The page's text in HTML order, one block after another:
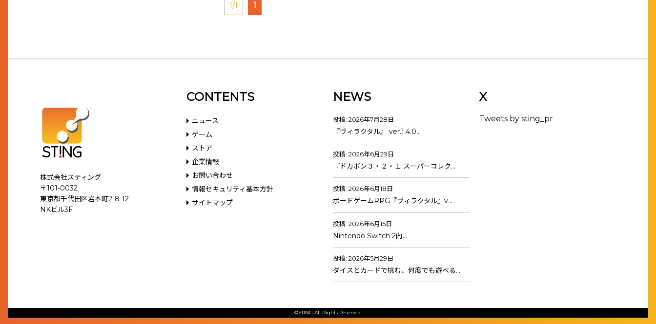
1/1 1
株式会社スティング
〒101-0032
東京都千代田区岩本町2-8-12
NKビル3F
CONTENTS
ニュース
ゲーム
ストア
企業情報
お問い合わせ
情報セキュリティ基本方針
サイトマップ
NEWS
投稿: 2026年7月28日
『ヴィラクタル』 ver.1.4.0…
投稿: 2026年6月29日
『ドカポン３・２・１ スーパーコレク…
投稿: 2026年6月18日
ボードゲームRPG『ヴィラクタル』v…
投稿: 2026年6月15日
Nintendo Switch 2向…
投稿: 2026年5月29日
ダイスとカードで挑む、何度でも遊べる…
X
Tweets by sting_pr
©STING All Rights Reserved.